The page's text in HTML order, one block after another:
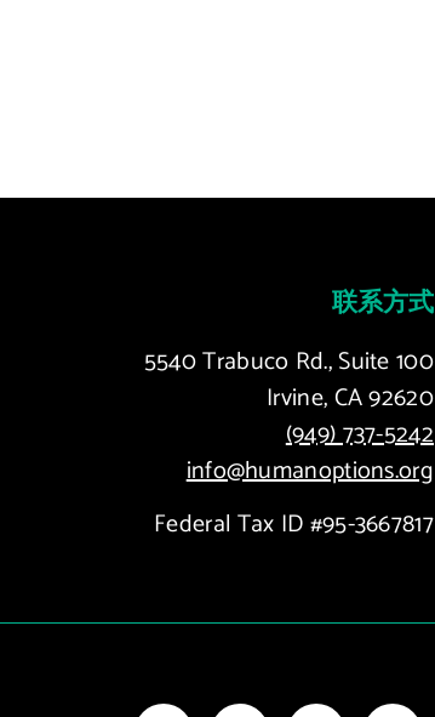
联系方式
5540 Trabuco Rd., Suite 100
Irvine, CA 92620
(949) 737-5242
info@humanoptions.org
Federal Tax ID #95-3667817